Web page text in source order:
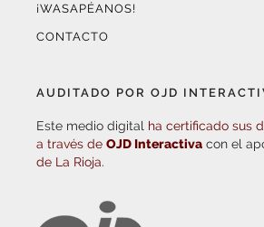
¡WASAPÉANOS!
CONTACTO
AUDITADO POR OJD
Este medio digital ha certificado sus
a través de OJD Interactiva con el
de La Rioja.